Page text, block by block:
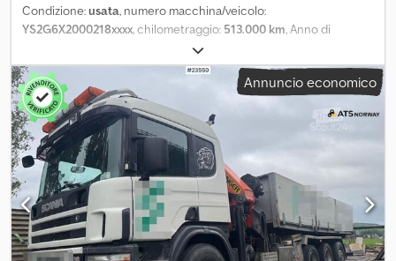
Condizione:usata, numero macchina/veicolo:
YS2G6X2000218xxxx , chilometraggio: 513.000 km , Anno di
, Si prega di indicare il numero di riferimento alla
richiesta: 23037 Specifiche: Anno di costruzione: 2021
Chilometraggio: ca. 513.000 km Automatico Pneumatici (vedi foto)
Euro 6 Lunghezza: 951 cm Larghezza: 255 cm Passo: 475/135 cm
Tara: 10.220 kg 6x2 500 CV Gancio di traino Frigorifero Letto
Radio/CD Climatizzatore / aria condizionata Descrizione: Scania
G500 telaio portacontenitori anno 2021. Leggera perdita di
liquido refrigerante. Dkedpszqk Nzofx Abvsr Consegna rapida
possibile. Guarda il video. Km: 513000 CV: 500 Revisione: No
Omologazione UE fino al: 28.05.2026 Tara: 10220 Larghezza: 255
Lunghezza: 951 Classe Euro: 6 Modello: G500 6x2 telaio
portacontenitori Cambio: automatico = Ulteriori informazioni =
Annuncio economico